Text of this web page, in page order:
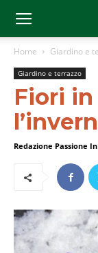
Home Giardino e
Giardino e terrazzo
Fiori
Redazione Passione